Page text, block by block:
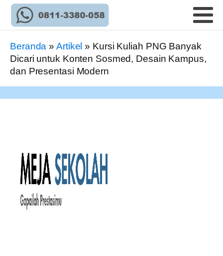
Beranda »Artikel » Kursi Kuliah PNG Banyak
Dicari untuk Konten Sosmed, Desain Kampus,
dan Presentasi Modern